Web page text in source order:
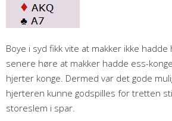
Boye i syd fikk vite at makker ikke
senere høre at makker hadde ess-
hjerter konge. Dermed var det gode
hjerteren kunne godspilles for tretten
storeslem i spar.